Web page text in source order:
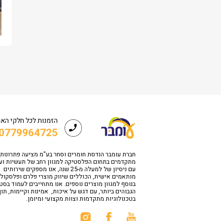
הזמנות לכל חלקי
חברת עומבר הנדסת חומרים וסחר בע"מ מציעה פתרונות
מתקדמים בתחום הפלסטיקה למגוון רחב של תעשיות
עם ניסיון של למעלה מ-25 שנה, אנו מספקים שירותים
מותאמים אישית, הכוללים שיווק מוצרי פלרם
בנוסף למגוון מוצרים נוספים. אנו מתחייבים לעמוד
הגבוהים ביותר, עם דגש על איכות, אמינות וקיימות,
בטכנולוגיות מתקדמות וצוות מקצועי ומיומן.